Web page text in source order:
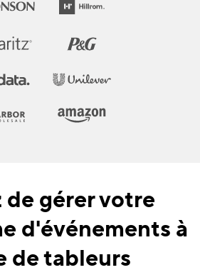
de gérer votre
d'événements à
de tableurs